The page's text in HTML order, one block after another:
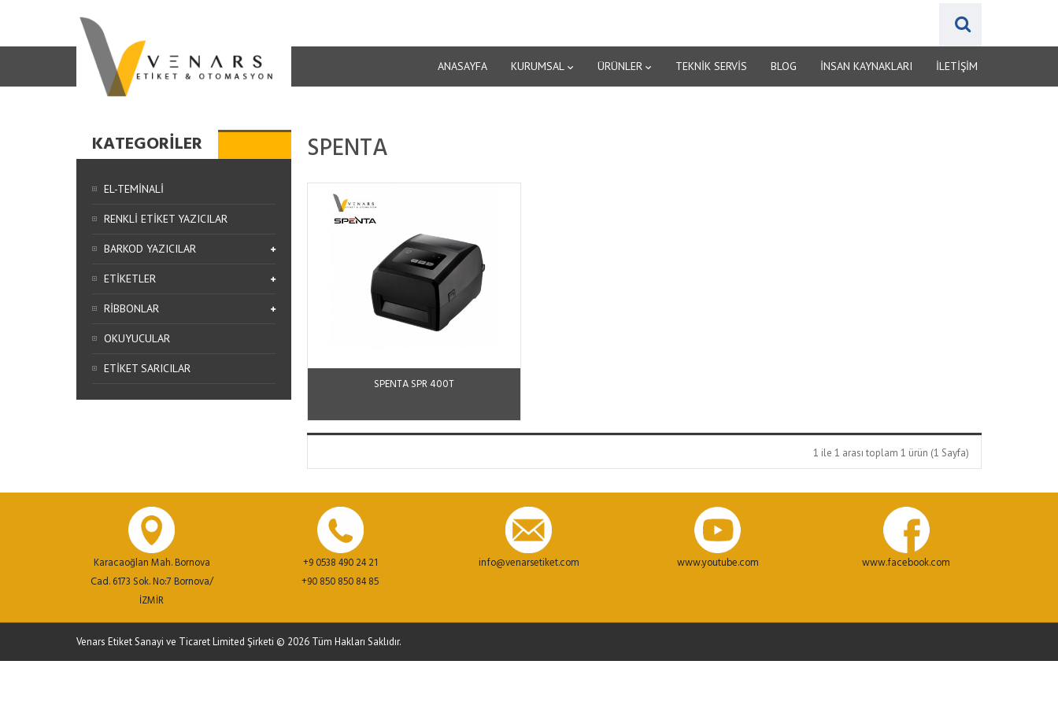
ANASAYFA KURUMSAL ÜRÜNLER TEKNİK SERVİS BLOG İNSAN KAYNAKLARI İLETIŞIM
ANASAYFA
KATEGORILER
EL-TEMINALI
RENKLI ETIKET YAZICILAR
BARKOD YAZICILAR
ETIKETLER
RIBBONLAR
OKUYUCULAR
ETIKET SARICILAR
SPENTA
SPENTA SPR 400T
1 ile 1 arası toplam 1 ürün (1 Sayfa)
Karacaoğlan Mah. Bornova
Cad. 6173 Sok. No:7 Bornova/
İZMİR
+9 0538 490 24 21
+90 850 850 84 85
info@venarsetiket.com www.youtube.com www.facebook.com
Venars Etiket Sanayi ve Ticaret Limited Şirketi © 2026 Tüm Hakları Saklıdır.